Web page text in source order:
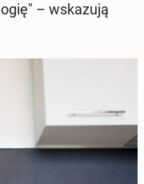
– wska­zu­ją